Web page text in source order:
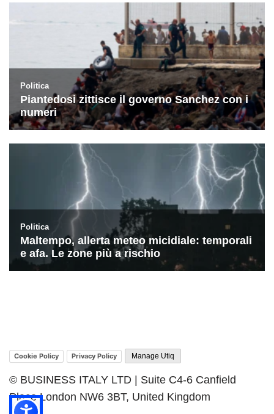
Cookie Policy Privacy Policy Manage Utiq
© BUSINESS ITALY LTD | Suite C4-6 Canfield
Place London NW6 3BT, United Kingdom